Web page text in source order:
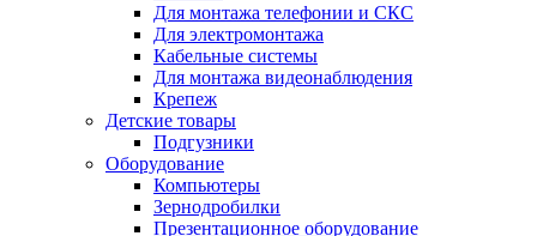
Для монтажа телефонии и СКС
Для электромонтажа
Кабельные системы
Для монтажа видеонаблюдения
Крепеж
Детские товары
Подгузники
Оборудование
Компьютеры
Зернодробилки
Презентационное оборудование